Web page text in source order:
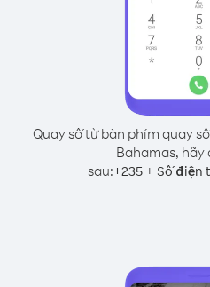
Quay số từ bàn phím quay
Bahamas, hãy
sau:+235+ Số điện